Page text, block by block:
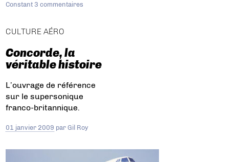
Constant 3 commentaires
CULTURE AÉRO
Concorde, la
véritable histoire
L’ouvrage de référence
sur le supersonique
franco-britannique.
01 janvier 2009 parGil Roy